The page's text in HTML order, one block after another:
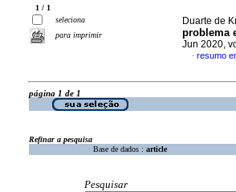
1 / 1
seleciona
para imprimir
Duarte de
problema
Jun 2020,
· resumo
página 1 de 1
Refinar a pesquisa
Base de dados : article
Pesquisar